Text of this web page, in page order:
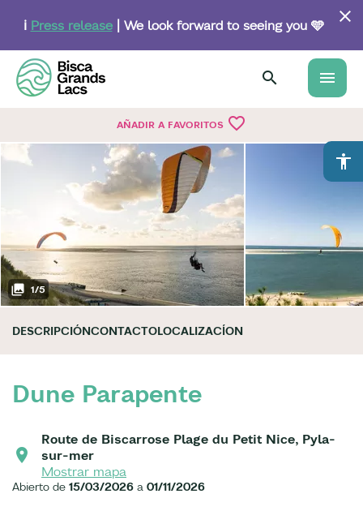
content
ℹ️ Press release| We look forward to seeing you 🩵
menu
AÑADIR A FAVORITOS favorite_border
accessibility
1/5
DESCRIPCIÓNCONTACTOLOCALIZACÍON
Dune Parapente
Route de Biscarrose Plage du Petit Nice, Pyla-
sur-mer
Mostrar mapa
Abierto de 15/03/2026 a 01/11/2026